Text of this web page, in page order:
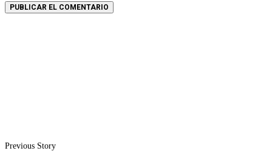
Previous Story